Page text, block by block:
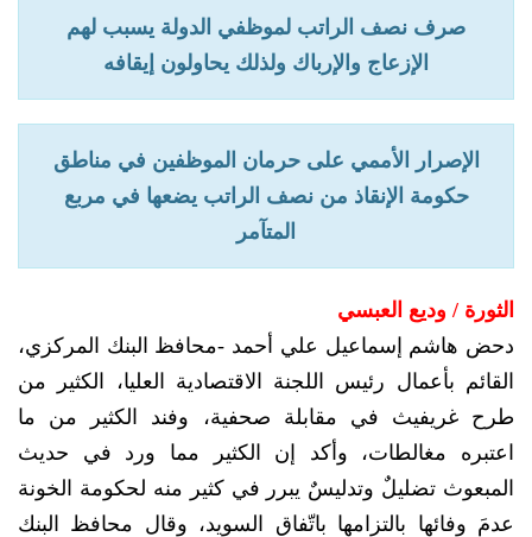
صرف نصف الراتب لموظفي الدولة يسبب لهم
الإزعاج والإرباك ولذلك يحاولون إيقافه
الإصرار الأممي على حرمان الموظفين في مناطق
حكومة الإنقاذ من نصف الراتب يضعها في مربع
المتآمر
الثورة / وديع العبسي
دحض هاشم إسماعيل علي أحمد -محافظ البنك المركزي،
القائم بأعمال رئيس اللجنة الاقتصادية العليا، الكثير من
طرح غريفيث في مقابلة صحفية، وفند الكثير من ما
اعتبره مغالطات، وأكد إن الكثير مما ورد في حديث
المبعوث تضليلٌ وتدليسٌ يبرر في كثير منه لحكومة الخونة
عدمَ وفائها بالتزامها باتّفاق السويد، وقال محافظ البنك